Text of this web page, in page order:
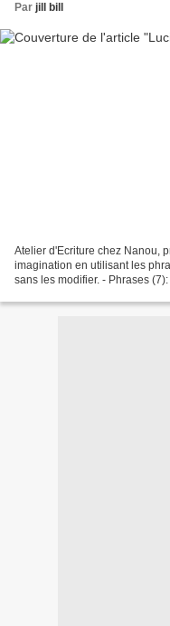
Par jill bill
Atelier d'Ecriture chez Nanou,
imagination en utilisant les
sans les modifier. - Phrases